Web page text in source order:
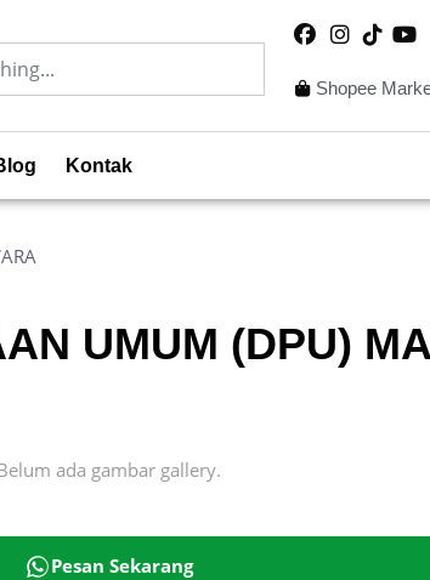
Shopee
Kontak
UMUM (DPU)
ada gambar gallery.
Pesan Sekarang